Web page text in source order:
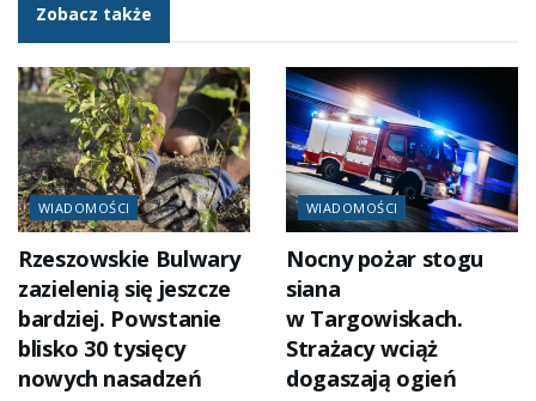
Zobacz także
WIADOMOŚCI
Rzeszowskie Bulwary
zazielenią się jeszcze
bardziej. Powstanie
blisko 30 tysięcy
nowych nasadzeń
WIADOMOŚCI
Nocny pożar stogu
siana
w Targowiskach.
Strażacy wciąż
dogaszają ogień